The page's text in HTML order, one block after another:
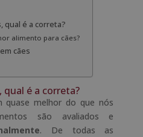
qual é a correta?
alimento para cães?
cães
qual é a correta?
quase melhor do que nós
são avaliados e
. De todas as